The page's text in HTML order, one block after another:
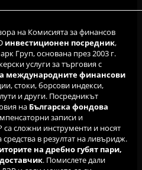
на Комисията за финансов
инвестиционен посредник,
Груп, основана през 2003 г.
услуги за търговия с
международните финансови
стоки, борсови индекси,
и други. Посредникът
на Българска фондова
записи и
сложни инструменти и носят
в резултат на ливъридж.
на дребно губят пари,
. Помислете дали